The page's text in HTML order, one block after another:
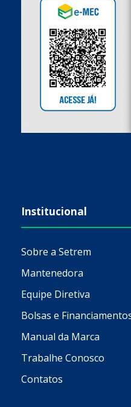
Institucional
Sobre a Setrem
Mantenedora
Equipe Diretiva
Bolsas e
Manual da Marca
Trabalhe Conosco
Contatos